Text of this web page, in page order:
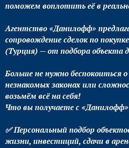
поможем воплотить её в
Агентство «Данилофф»
сопровождение сделок по
(Турция) — от подбора объекта
Больше не нужно беспокоиться
незнакомых законах или
возьмём всё на себя!
Что вы получаете с
✅ Персональный подбор
жизни, инвестиций, сдачи в